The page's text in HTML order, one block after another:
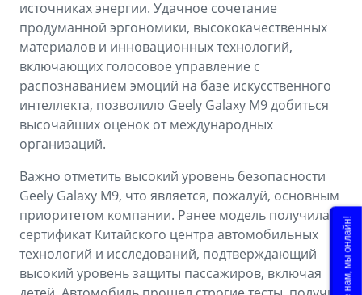
источниках энергии. Удачное сочетание
продуманной эргономики, высококачественных
материалов и инновационных технологий,
включающих голосовое управление с
распознаванием эмоций на базе искусственного
интеллекта, позволило Geely Galaxy M9 добиться
высочайших оценок от международных
организаций.
Важно отметить высокий уровень безопасности
Geely Galaxy M9, что является, пожалуй, основным
приоритетом компании. Ранее модель получила
сертификат Китайского центра автомобильных
технологий и исследований, подтверждающий
высокий уровень защиты пассажиров, включая